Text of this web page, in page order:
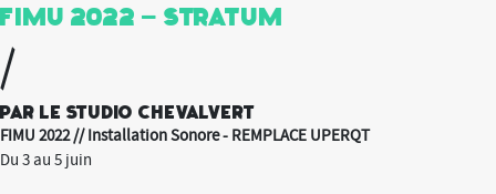
FIMU 2022 – Stratum
/
par le studio Chevalvert
FIMU 2022 // Installation Sonore - REMPLACE UPERQT
Du 3 au 5 juin